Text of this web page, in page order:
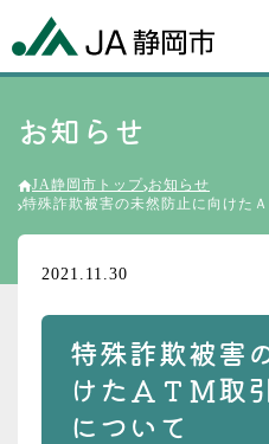
お知らせ
JA静岡市トップ お知らせ
特殊詐欺被害の未然防止に向けた
2021.11.30
特殊詐欺被害
けたＡＴＭ取
について